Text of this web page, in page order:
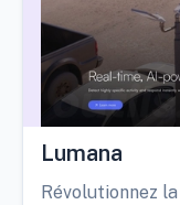
Lumana
Révolutionnez